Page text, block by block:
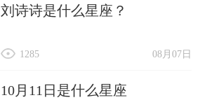
刘诗诗是什么星座？
08月07日
1285
10月11日是什么星座